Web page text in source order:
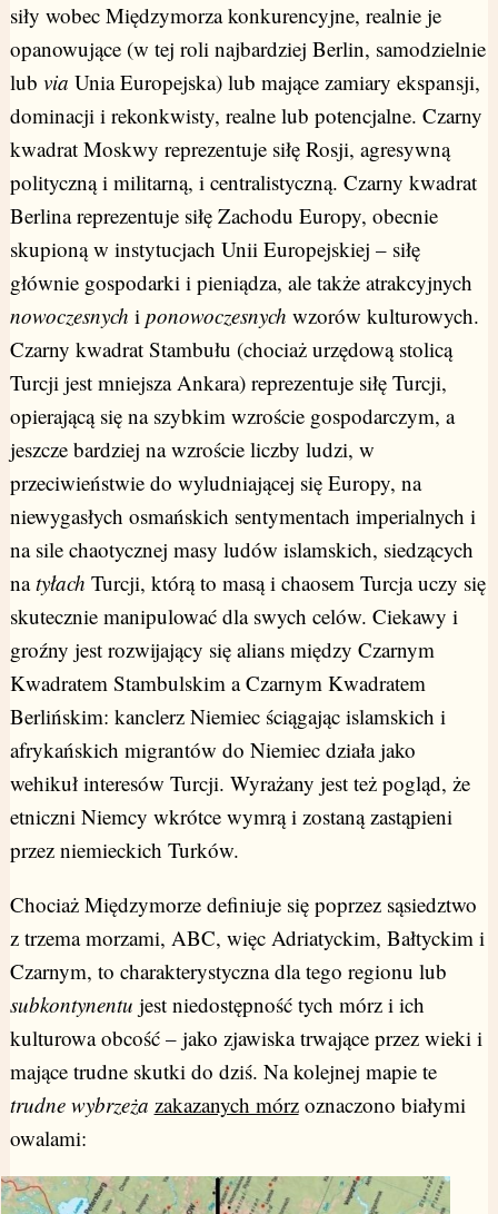
siły wobec Międzymorza konkurencyjne, realnie je
opanowujące (w tej roli najbardziej Berlin, samodzielnie
lub via Unia Europejska) lub mające zamiary ekspansji,
dominacji i rekonkwisty, realne lub potencjalne. Czarny
kwadrat Moskwy reprezentuje siłę Rosji, agresywną
polityczną i militarną, i centralistyczną. Czarny kwadrat
Berlina reprezentuje siłę Zachodu Europy, obecnie
skupioną w instytucjach Unii Europejskiej – siłę
głównie gospodarki i pieniądza, ale także atrakcyjnych
nowoczesnych i ponowoczesnych wzorów kulturowych.
Czarny kwadrat Stambułu (chociaż urzędową stolicą
Turcji jest mniejsza Ankara) reprezentuje siłę Turcji,
opierającą się na szybkim wzroście gospodarczym, a
jeszcze bardziej na wzroście liczby ludzi, w
przeciwieństwie do wyludniającej się Europy, na
niewygasłych osmańskich sentymentach imperialnych i
na sile chaotycznej masy ludów islamskich, siedzących
natyłach Turcji, którą to masą i chaosem Turcja uczy się
skutecznie manipulować dla swych celów. Ciekawy i
groźny jest rozwijający się alians między Czarnym
Kwadratem Stambulskim a Czarnym Kwadratem
Berlińskim: kanclerz Niemiec ściągając islamskich i
afrykańskich migrantów do Niemiec działa jako
wehikuł interesów Turcji. Wyrażany jest też pogląd, że
etniczni Niemcy wkrótce wymrą i zostaną zastąpieni
przez niemieckich Turków.
Chociaż Międzymorze definiuje się poprzez sąsiedztwo
z trzema morzami, ABC, więc Adriatyckim, Bałtyckim i
Czarnym, to charakterystyczna dla tego regionu lub
subkontynentu jest niedostępność tych mórz i ich
kulturowa obcość – jako zjawiska trwające przez wieki i
mające trudne skutki do dziś. Na kolejnej mapie te
trudne wybrzeża zakazanych mórzoznaczono białymi
owalami: